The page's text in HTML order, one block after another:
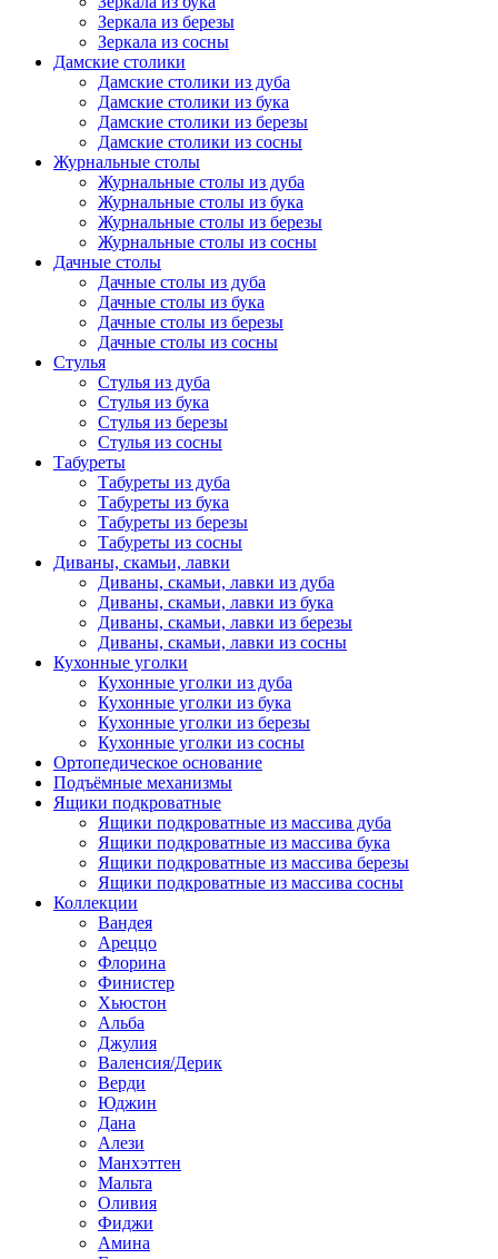
Зеркала из березы
Зеркала из сосны
Дамские столики
Дамские столики из дуба
Дамские столики из бука
Дамские столики из березы
Дамские столики из сосны
Журнальные столы
Журнальные столы из дуба
Журнальные столы из бука
Журнальные столы из березы
Журнальные столы из сосны
Дачные столы
Дачные столы из дуба
Дачные столы из бука
Дачные столы из березы
Дачные столы из сосны
Стулья
Стулья из дуба
Стулья из бука
Стулья из березы
Стулья из сосны
Табуреты
Табуреты из дуба
Табуреты из бука
Табуреты из березы
Табуреты из сосны
Диваны, скамьи, лавки
Диваны, скамьи, лавки из дуба
Диваны, скамьи, лавки из бука
Диваны, скамьи, лавки из березы
Диваны, скамьи, лавки из сосны
Кухонные уголки
Кухонные уголки из дуба
Кухонные уголки из бука
Кухонные уголки из березы
Кухонные уголки из сосны
Ортопедическое основание
Подъёмные механизмы
Ящики подкроватные
Ящики подкроватные из массива дуба
Ящики подкроватные из массива бука
Ящики подкроватные из массива березы
Ящики подкроватные из массива сосны
Коллекции
Вандея
Ареццо
Флорина
Финистер
Хьюстон
Альба
Джулия
Валенсия/Дерик
Верди
Юджин
Дана
Алези
Манхэттен
Мальта
Оливия
Фиджи
Амина